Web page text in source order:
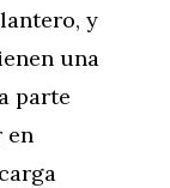
y
una
parte
en